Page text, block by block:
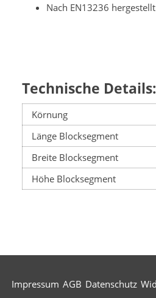
Nach EN13236
Technische Details:
Körnung
Länge Blocksegment
Breite Blocksegment
Höhe Blocksegment
Impressum AGB Datenschutz